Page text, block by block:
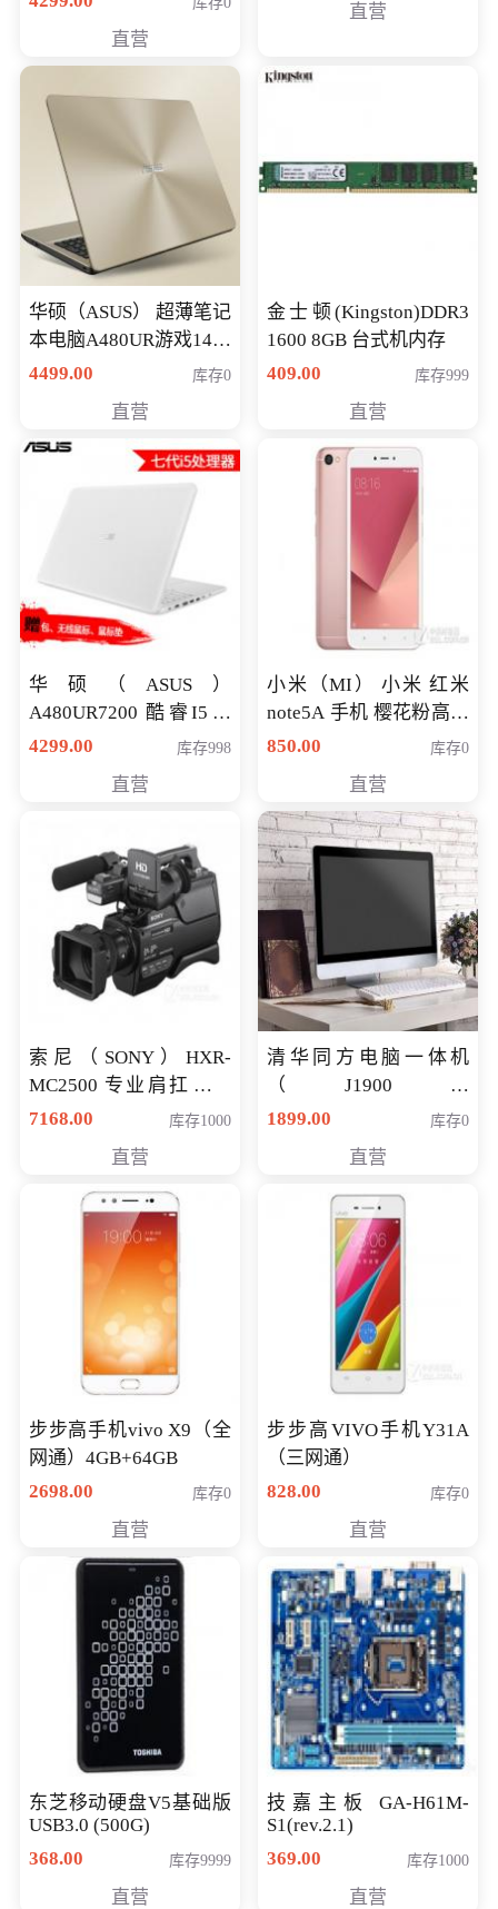
直营
直营
华硕（ASUS） 超薄笔记
本电脑A480UR游戏14英
寸学生上网轻薄便携手
4499.00 库存0
直营
金士顿(Kingston)DDR3
1600 8GB 台式机内存
409.00
库存999
直营
华硕（ASUS）
A480UR7200 酷睿I5超
薄学生办公游戏独显笔
NV930-2G独
4299.00 库存998
直营
小米（MI） 小米 红米
note5A 手机 樱花粉高配
版 全网通(3G+32G)
850.00 库存0
直营
索尼（SONY）HXR-
MC2500 专业肩扛式存
储卡全高清摄录一体机
清入门级摄像机
7168.00 库存1000
直营
清华同方电脑一体机
（J1900四
核/4G/120G0.8CM厚度
1899.00 库存0
直营
步步高手机vivo X9（全
网通）4GB+64GB
2698.00
库存0
直营
步步高VIVO手机Y31A
（三网通）
828.00
库存0
直营
东芝移动硬盘V5基础版
USB3.0 (500G)
368.00
库存9999
直营
技嘉主板 GA-H61M-
S1(rev.2.1)
369.00
库存1000
直营